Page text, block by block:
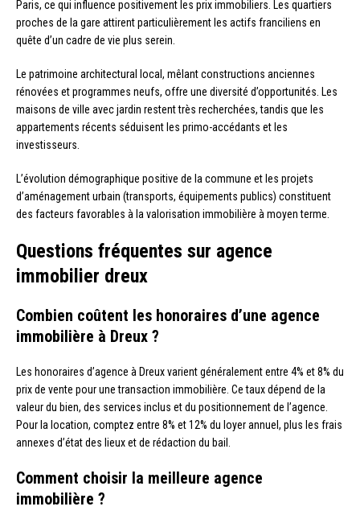
Paris, ce qui influence positivement les prix immobiliers. Les quartiers
proches de la gare attirent particulièrement les actifs franciliens en
quête d’un cadre de vie plus serein.
Le patrimoine architectural local, mêlant constructions anciennes
rénovées et programmes neufs, offre une diversité d’opportunités. Les
maisons de ville avec jardin restent très recherchées, tandis que les
appartements récents séduisent les primo-accédants et les
investisseurs.
L’évolution démographique positive de la commune et les projets
d’aménagement urbain (transports, équipements publics) constituent
des facteurs favorables à la valorisation immobilière à moyen terme.
Questions fréquentes sur agence
immobilier dreux
Combien coûtent les honoraires d’une agence
immobilière à Dreux ?
Les honoraires d’agence à Dreux varient généralement entre 4% et 8% du
prix de vente pour une transaction immobilière. Ce taux dépend de la
valeur du bien, des services inclus et du positionnement de l’agence.
Pour la location, comptez entre 8% et 12% du loyer annuel, plus les frais
annexes d’état des lieux et de rédaction du bail.
Comment choisir la meilleure agence
immobilière ?